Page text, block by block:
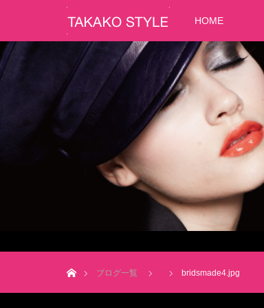
HOME
ブログ一覧
bridsmade4.jpg